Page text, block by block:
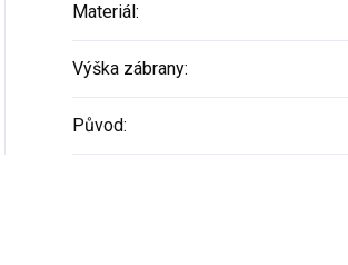
Materiál :
Výška zábrany:
Původ: